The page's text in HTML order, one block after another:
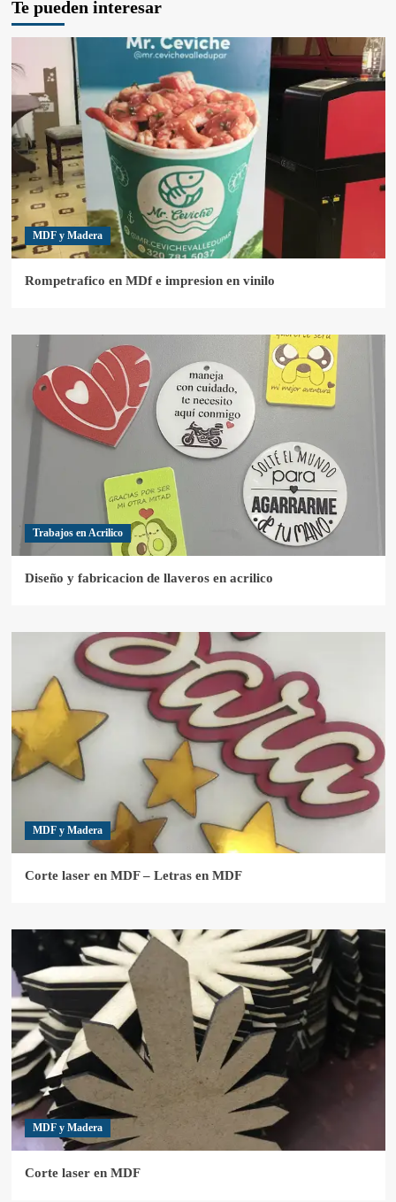
Te pueden interesar
MDF y Madera
Rompetrafico en MDf e impresion en vinilo
Trabajos en Acrilico
Diseño y fabricacion de llaveros en acrilico
MDF y Madera
Corte laser en MDF – Letras en MDF
MDF y Madera
Corte laser en MDF